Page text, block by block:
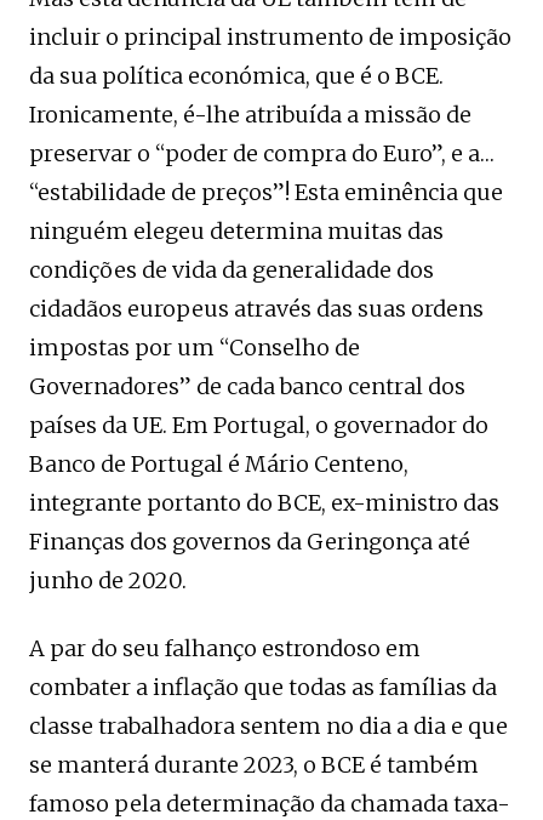
incluir o principal instrumento de imposição
da sua política económica, que é o BCE.
Ironicamente, é-lhe atribuída a missão de
preservar o “poder de compra do Euro”, e a…
“estabilidade de preços”! Esta eminência que
ninguém elegeu determina muitas das
condições de vida da generalidade dos
cidadãos europeus através das suas ordens
impostas por um “Conselho de
Governadores” de cada banco central dos
países da UE. Em Portugal, o governador do
Banco de Portugal é Mário Centeno,
integrante portanto do BCE, ex-ministro das
Finanças dos governos da Geringonça até
junho de 2020.
A par do seu falhanço estrondoso em
combater a inflação que todas as famílias da
classe trabalhadora sentem no dia a dia e que
se manterá durante 2023, o BCE é também
famoso pela determinação da chamada taxa-